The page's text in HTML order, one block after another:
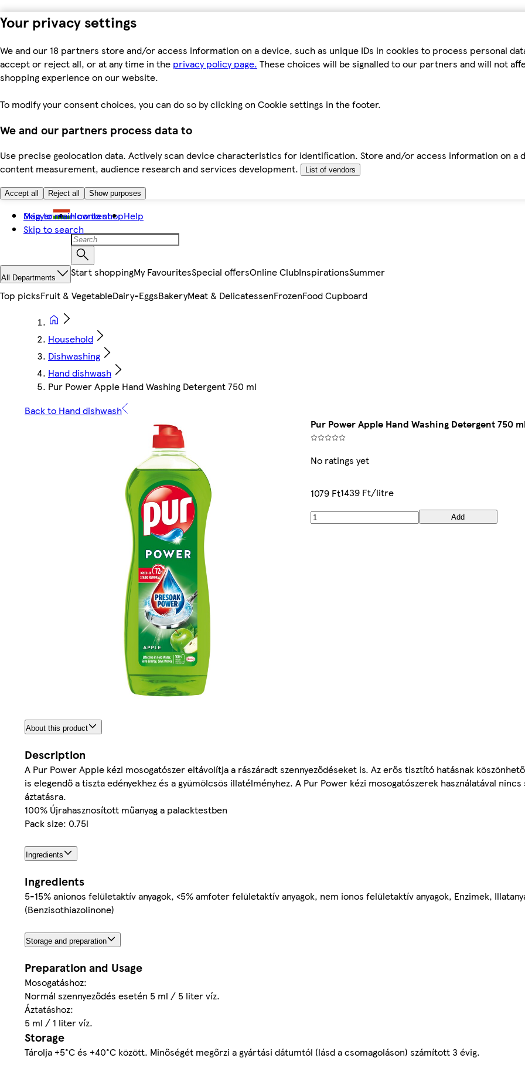
Your privacy settings
We and our 18 partners store and/or access information on a device, such as unique IDs in cookies to process personal
accept or reject all, or at any time in the privacy policy page. These choices will be signalled to our partners and will not
shopping experience on our website.
To modify your consent choices, you can do so by clicking on Cookie settings in the footer.
We and our partners process data to
Use precise geolocation data. Actively scan device characteristics for identification. Store and/or access information on a
content measurement, audience research and services development.
List of vendors
Accept all Reject all Show purposes
Skip to main content
Skip to search
Magyar How to shopHelp
All Departments Start shoppingMy FavouritesSpecial offersOnline ClubInspirationsSummer
Top picksFruit & VegetableDairy-EggsBakeryMeat & DelicatessenFrozenFood Cupboard
Household
Dishwashing
Hand dishwash
Pur Power Apple Hand Washing Detergent 750 ml
Back to Hand dishwash
Pur Power Apple Hand Washing Detergent 750
No ratings yet
1079 Ft1439 Ft/litre
Add
About this product
Description
A Pur Power Apple kézi mosogatószer eltávolítja a rászáradt szennyeződéseket is. Az erős tisztító hatásnak
is elegendő a tiszta edényekhez és a gyümölcsös illatélményhez. A Pur Power kézi mosogatószerek használatával nincs
áztatásra.
100% Újrahasznosított műanyag a palacktestben
Pack size: 0.75l
Ingredients
Ingredients
5-15% anionos felületaktív anyagok, <5% amfoter felületaktív anyagok, nem ionos felületaktív anyagok, Enzimek,
(Benzisothiazolinone)
Storage and preparation
Preparation and Usage
Mosogatáshoz:
Normál szennyeződés esetén 5 ml / 5 liter víz.
Áztatáshoz:
5 ml / 1 liter víz.
Storage
Tárolja +5°C és +40°C között. Minőségét megőrzi a gyártási dátumtól (lásd a csomagoláson) számított 3 évig.